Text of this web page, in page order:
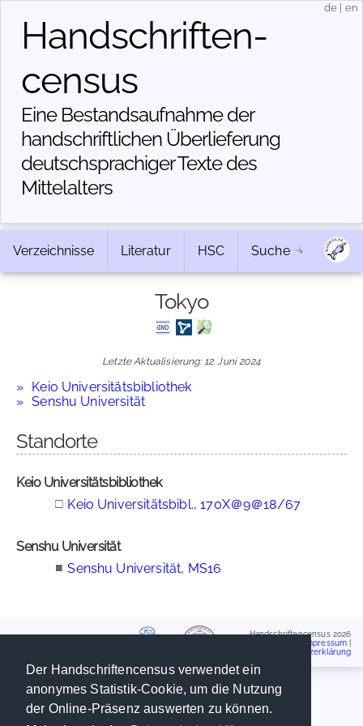
Der Handschriftencensus verwendet ein
anonymes Statistik-Cookie, um die Nutzung
der Online-Präsenz auswerten zu können.
Handschriften­
census
Eine Bestandsaufnahme der
handschriftlichen Über­lieferung
deutschsprachiger Texte des
Mittelalters
de en
Verzeichnisse Literatur HSC Suche
Tokyo
Letzte Aktualisierung: 12. Juni 2024
Keio Universitätsbibliothek
Senshu Universität
Standorte
Keio Universitätsbibliothek
□ Keio Universitätsbibl., 170X＠9＠18/67
Senshu Universität
■ Senshu Universität, MS16
Handschriftencensus 2026
Impressum
Datenschutzerklärung